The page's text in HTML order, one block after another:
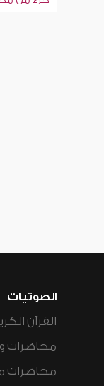
الصوتيات
القرآن
محاضرات
محاضرات